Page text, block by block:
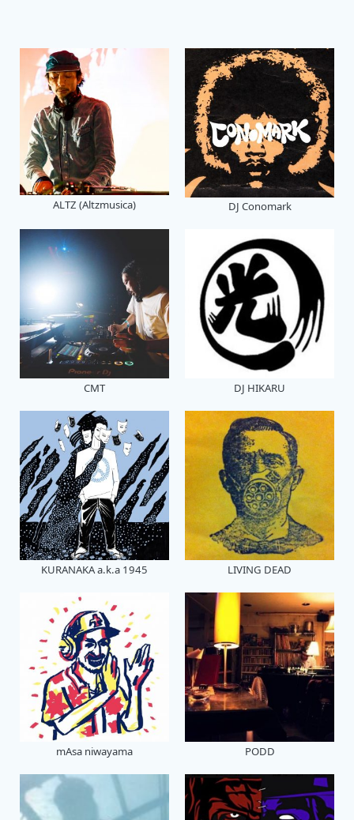
ALTZ (Altzmusica) DJ Conomark
CMT DJ HIKARU
KURANAKA a.k.a 1945 LIVING DEAD
mAsa niwayama PODD